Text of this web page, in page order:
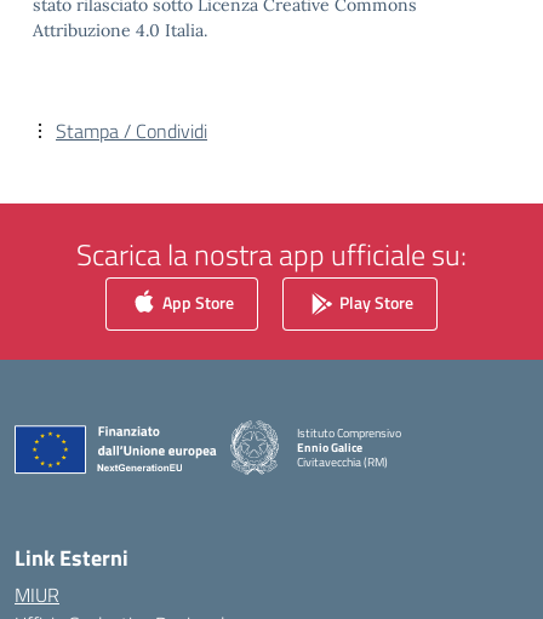
stato rilasciato sotto Licenza Creative Commons
Attribuzione 4.0 Italia.
Stampa / Condividi
Scarica la nostra app ufficiale su:
App Store Play Store
Istituto Comprensivo
Ennio Galice
Civitavecchia (RM)
Link Esterni
MIUR